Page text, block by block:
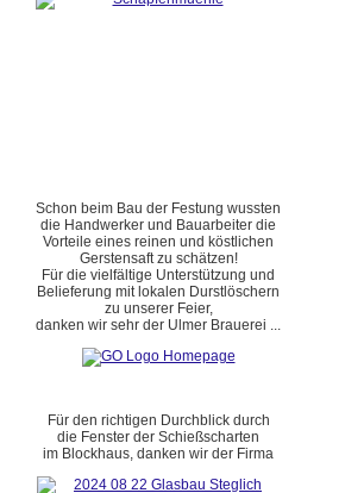
Schon beim Bau der Festung wussten
die Handwerker und Bauarbeiter die
Vorteile eines reinen und köstlichen
Gerstensaft zu schätzen!
Für die vielfältige Unterstützung und
Belieferung mit lokalen Durstlöschern
zu unserer Feier,
danken wir sehr der Ulmer Brauerei ...
Für den richtigen Durchblick durch
die Fenster der Schießscharten
im Blockhaus, danken wir der Firma